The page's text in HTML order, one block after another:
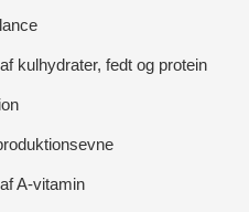
kulhydrater, fedt og protein
A-vitamin